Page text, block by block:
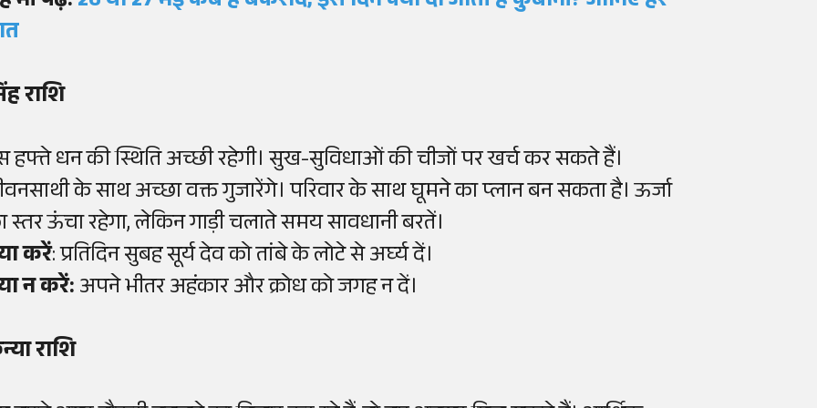
राशि
हफ्ते धन की स्थिति अच्छी रहेगी। सुख-सुविधाओं की चीजों पर खर्च कर सकते हैं।
के साथ अच्छा वक्त गुजारेंगे। परिवार के साथ घूमने का प्लान बन सकता है। ऊर्जा
स्तर ऊंचा रहेगा, लेकिन गाड़ी चलाते समय सावधानी बरतें।
करें: प्रतिदिन सुबह सूर्य देव को तांबे के लोटे से अर्घ्य दें।
न करें:अपने भीतर अहंकार और क्रोध को जगह न दें।
राशि